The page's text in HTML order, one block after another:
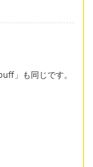
」も同じです。